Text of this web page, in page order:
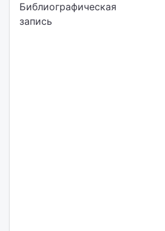
Библиографическая
запись